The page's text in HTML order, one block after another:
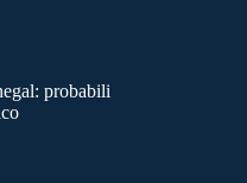
probabili